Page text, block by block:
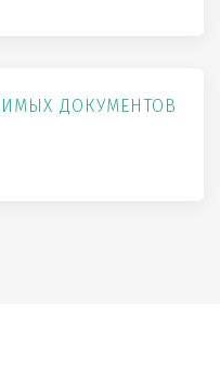
ДОКУМЕНТОВ